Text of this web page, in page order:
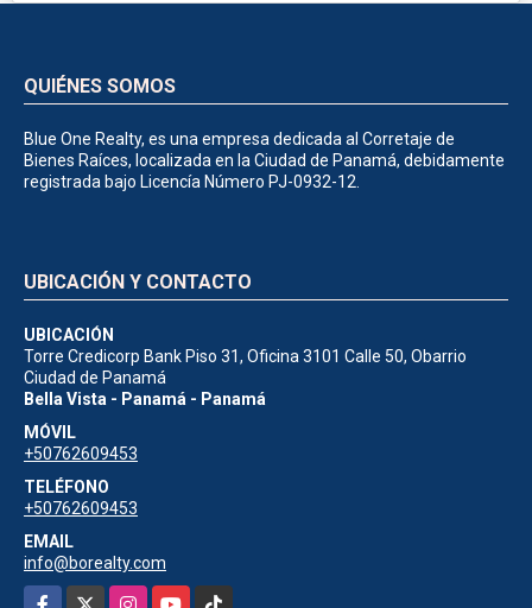
QUIÉNES SOMOS
Blue One Realty, es una empresa dedicada al Corretaje de
Bienes Raíces, localizada en la Ciudad de Panamá, debidamente
registrada bajo Licencía Número PJ-0932-12.
UBICACIÓN Y CONTACTO
UBICACIÓN
Torre Credicorp Bank Piso 31, Oficina 3101 Calle 50, Obarrio
Ciudad de Panamá
Bella Vista - Panamá - Panamá
MÓVIL
+50762609453
TELÉFONO
+50762609453
EMAIL
info@borealty.com
Facebook
InstagramYouTubeTikTok